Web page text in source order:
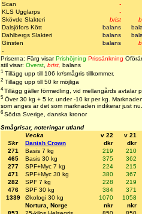
Scan
-
KLS Ugglarps
-
Skövde Slakteri
brist
Dalsjöfors Kött
balans
Dahlbergs Slakteri
balans
Ginsten
balans
-
Priserna: Färg visarPrishöjning Prissänkning
stil visar: Överst brist, balans
1 Tillägg upp till 106 kr/smågris tillkommer.
2 Tillägg upp till 50 kr möjliga
4Tillägg gäller förmedling, vid mellangårds avtalar
5 Över 30 kg + 5 kr, under -10 kr per kg.
som anges är det som marknaden indikerar just nu.
6 Södra Sverige, danska kronor
Smågrisar, noteringar utland
Vecka
v 22
v 21
Skr
Danish Crown dkr
dkr
271
Basis 7 kg 219
210
465
Basis 30 kg 375
362
277
SPF+Myc 7 kg 224
215
471
SPF+Myc 30 kg 380
367
282
SPF 7 kg 228
219
476
SPF 30 kg 384
371
1339
Økologi 30 kg 1070
1058
Nortura, Norge
nkr
nkr